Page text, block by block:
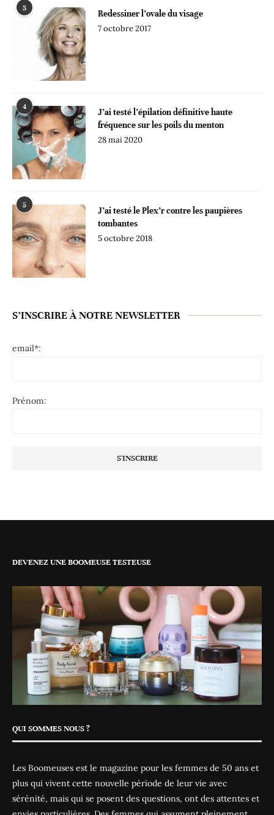
3
Redessiner l’ovale du visage
7 octobre 2017
4
J’ai testé l’épilation définitive haute
fréquence sur les poils du menton
28 mai 2020
5
J’ai testé le Plex’r contre les paupières
tombantes
5 octobre 2018
S’INSCRIRE À NOTRE NEWSLETTER
email*:
Prénom:
DEVENEZ UNE BOOMEUSE TESTEUSE
QUI SOMMES NOUS ?
Les Boomeuses est le magazine pour les femmes de 50 ans et
plus qui vivent cette nouvelle période de leur vie avec
sérénité, mais qui se posent des questions, ont des attentes et